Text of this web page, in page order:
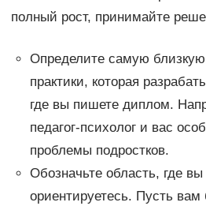
полный рост, принимайте
Определите самую
практики, которая
где вы пишете диплом.
педагог-психолог и вас
проблемы подростков.
Обозначьте область, где
ориентируетесь. Пусть вам